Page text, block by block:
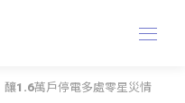
釀1.6萬戶停電多處零星災情